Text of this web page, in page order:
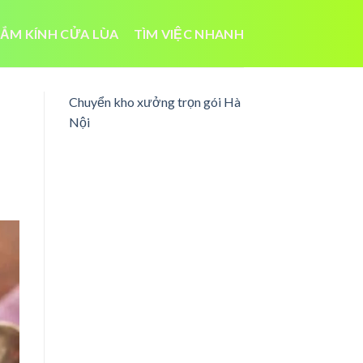
KÍNH CỬA LÙA TÌM VIỆC NHANH
Chuyển kho xưởng trọn gói Hà
Nội